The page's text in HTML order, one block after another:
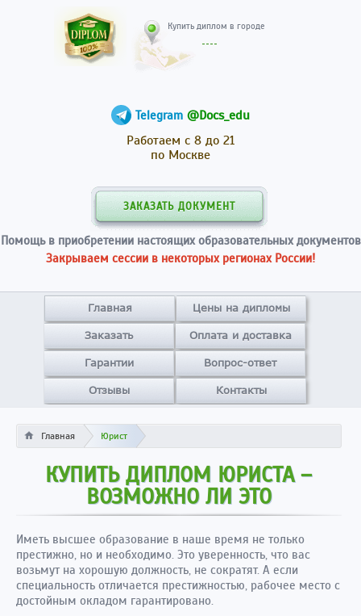
Telegram @Docs_edu
Работаем с 8 до 21
по Москве
ЗАКАЗАТЬ ДОКУМЕНТ
Помощь в приобретении настоящих образовательных документов
Закрываем сессии в некоторых регионах России!
Главная Цены на дипломы
Заказать Оплата и доставка
Гарантии Вопрос-ответ
Отзывы Контакты
Главная Юрист
КУПИТЬ ДИПЛОМ ЮРИСТА –
ВОЗМОЖНО ЛИ ЭТО
Иметь высшее образование в наше время не только
престижно, но и необходимо. Это уверенность, что вас
возьмут на хорошую должность, не сократят. А если
специальность отличается престижностью, рабочее место с
достойным окладом гарантировано.